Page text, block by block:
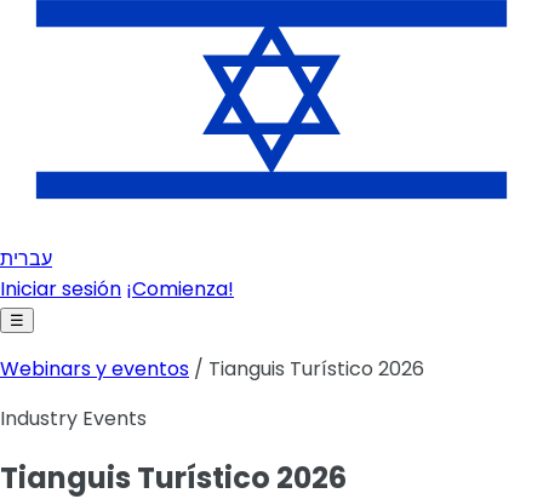
עברית
Iniciar sesión ¡Comienza!
☰
Webinars y eventos / Tianguis Turístico 2026
Industry Events
Tianguis Turístico 2026